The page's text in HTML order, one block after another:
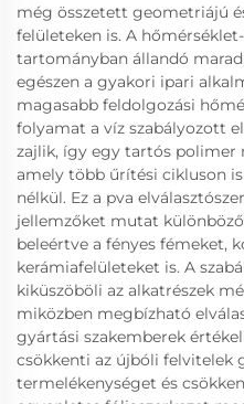
még összetett geometriájú
felületeken is. A
tartományban állandó
egészen a gyakori ipari
magasabb feldolgozási
folyamat a víz szabályozott
zajlik, így egy tartós
amely több űrítési cikluson
nélkül. Ez a pva
jellemzőket mutat
beleértve a fényes fémeket,
kerámiafelületeket is. A
kiküszöböli az alkatrészek
miközben megbízható
gyártási szakemberek
csökkenti az újbóli felvitelek
termelékenységet és